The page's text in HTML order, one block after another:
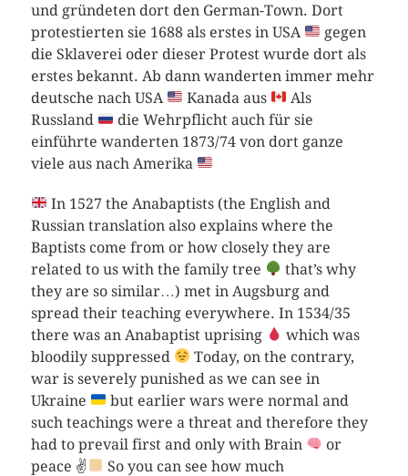
und gründeten dort den German-Town. Dort
protestierten sie 1688 als erstes in USA
gegen
die Sklaverei oder dieser Protest wurde dort als
erstes bekannt. Ab dann wanderten immer mehr
deutsche nach USA
Kanada aus
Als
Russland
die Wehrpflicht auch für sie
einführte wanderten 1873/74 von dort ganze
viele aus nach Amerika
In 1527 the Anabaptists (the English and
Russian translation also explains where the
Baptists come from or how closely they are
related to us with the family tree
that’s why
they are so similar…) met in Augsburg and
spread their teaching everywhere. In 1534/35
there was an Anabaptist uprising
which was
bloodily suppressed
Today, on the contrary,
war is severely punished as we can see in
Ukraine
but earlier wars were normal and
such teachings were a threat and therefore they
had to prevail first and only with Brain
or
peace ✌
So you can see how much